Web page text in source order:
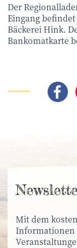
Der
Eingang
Bäckerei Hink.
Bankomatkarte
Mit dem
Informationen